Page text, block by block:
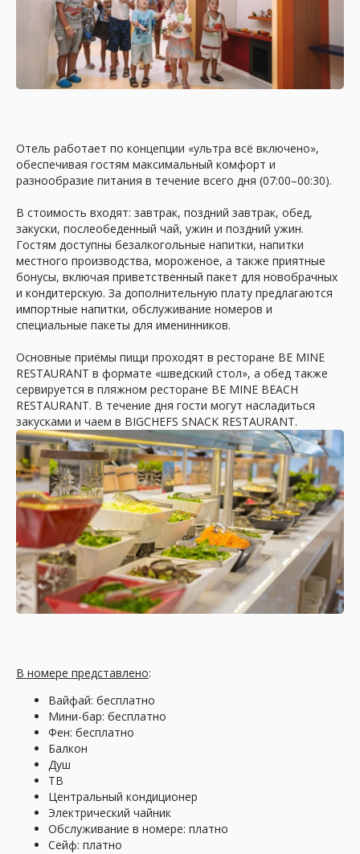
Отель работает по концепции «ультра всё включено»,
обеспечивая гостям максимальный комфорт и
разнообразие питания в течение всего дня (07:00–00:30).
В стоимость входят: завтрак, поздний завтрак, обед,
закуски, послеобеденный чай, ужин и поздний ужин.
Гостям доступны безалкогольные напитки, напитки
местного производства, мороженое, а также приятные
бонусы, включая приветственный пакет для новобрачных
и кондитерскую. За дополнительную плату предлагаются
импортные напитки, обслуживание номеров и
специальные пакеты для именинников.
Основные приёмы пищи проходят в ресторане BE MINE
RESTAURANT в формате «шведский стол», а обед также
сервируется в пляжном ресторане BE MINE BEACH
RESTAURANT. В течение дня гости могут насладиться
закусками и чаем в BIGCHEFS SNACK RESTAURANT.
В номере представлено:
Вайфай: бесплатно
Мини-бар: бесплатно
Фен: бесплатно
Балкон
Душ
ТВ
Центральный кондиционер
Электрический чайник
Обслуживание в номере: платно
Сейф: платно
Гибкая система оплаты
откладывая отдых на потом.
MAX
Telegram
Каждый день
выкладываем
лучшие туры
Будем рады видеть Вас
у нас в гостях в офисах
Офис "ANEX Tour"
ул. Соборная, д. 15А ТРЦ "Малина", 2 этаж
Офис "Прованс"
Рязань, ул. Новослободская, д. 9